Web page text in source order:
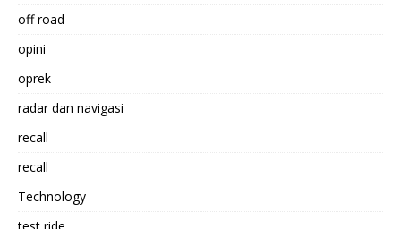
off road
opini
oprek
radar dan navigasi
recall
recall
Technology
test ride